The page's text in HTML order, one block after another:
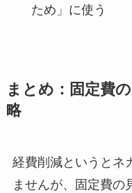
ため」に使う
まとめ：固定費
略
経費削減というとネ
ませんが、固定費の